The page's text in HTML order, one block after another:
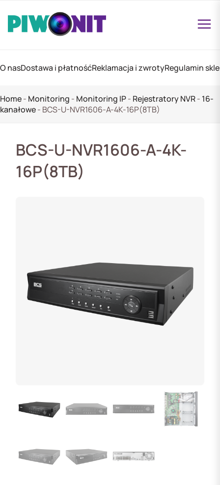
O nasDostawa i płatnośćReklamacja i zwrotyRegulamin
Home- Monitoring - Monitoring IP- Rejestratory NVR- 16-
kanałowe- BCS-U-NVR1606-A-4K-16P(8TB)
BCS-U-NVR1606-A-4K-
16P(8TB)